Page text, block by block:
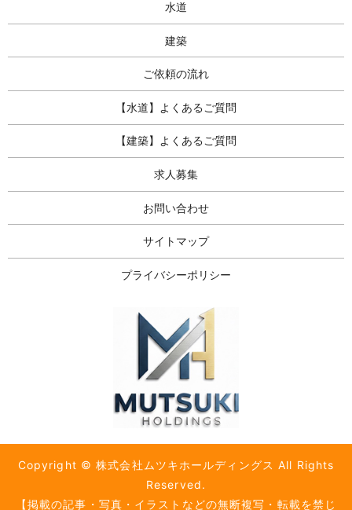
水道
建築
ご依頼の流れ
【水道】よくあるご質問
【建築】よくあるご質問
求人募集
お問い合わせ
サイトマップ
プライバシーポリシー
Copyright © 株式会社ムツキホールディングス All Rights
Reserved.
【掲載の記事・写真・イラストなどの無断複写・転載を禁じ